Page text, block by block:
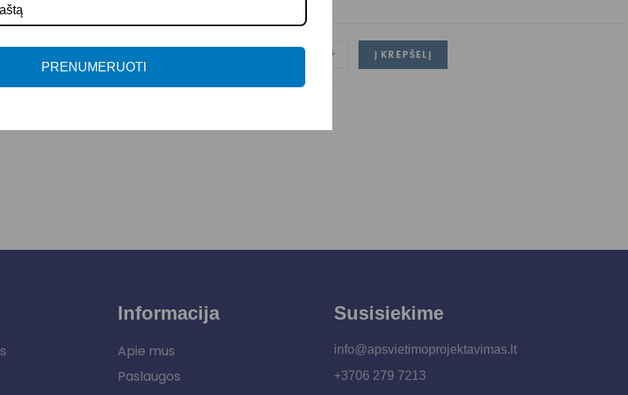
+ Į KREPŠELĮ
Informacija
Apie mus
Paslaugos
Susisiekime
info@apsvietimoprojektavimas.lt
+3706 279 7213
PRENUMERUOTI